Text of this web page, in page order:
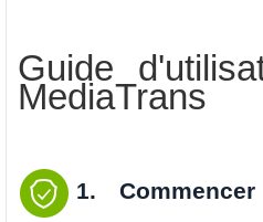
Guide
MediaTrans
1. Commencer